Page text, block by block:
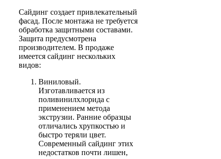
Сайдинг создает привлекательный
фасад. После монтажа не требуется
обработка защитными составами.
Защита предусмотрена
производителем. В продаже
имеется сайдинг нескольких
видов:
Виниловый.
Изготавливается из
поливинилхлорида с
применением метода
экструзии. Ранние образцы
отличались хрупкостью и
быстро теряли цвет.
Современный сайдинг этих
недостатков почти лишен,